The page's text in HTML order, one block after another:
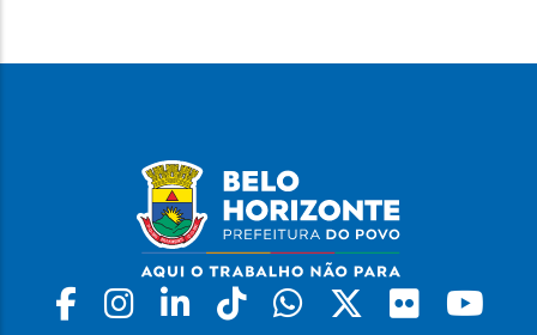
Facebook
Instagram
LinkedinTiktokWhatsapp
X Flickr